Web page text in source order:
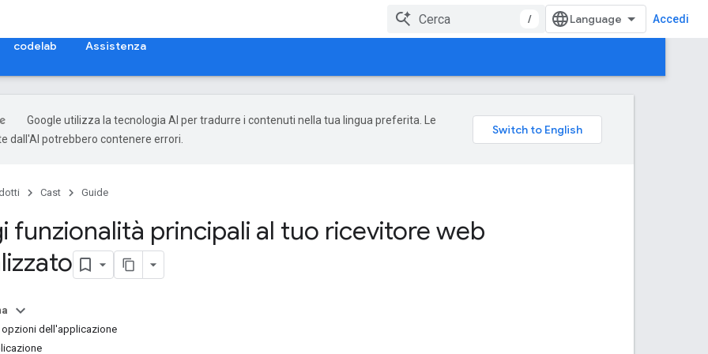
/ Accedi
codelab Assistenza
Google utilizza la tecnologia AI per tradurre i contenuti nella tua lingua preferita. Le
dall'AI potrebbero contenere errori.
Cast Guide
funzionalità principali al tuo ricevitore web
opzioni dell'applicazione